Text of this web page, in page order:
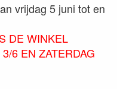
vrijdag 5 juni tot en
DE WINKEL
6 EN ZATERDAG